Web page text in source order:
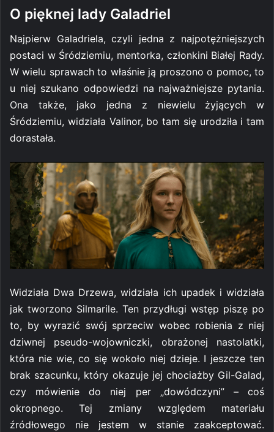
O pięknej lady Galadriel
Najpierw Galadriela, czyli jedna z najpotężniejszych
postaci w Śródziemiu, mentorka, członkini Białej Rady.
W wielu sprawach to właśnie ją proszono o pomoc, to
u niej szukano odpowiedzi na najważniejsze pytania.
Ona także, jako jedna z niewielu żyjących w
Śródziemiu, widziała Valinor, bo tam się urodziła i tam
dorastała.
Widziała Dwa Drzewa, widziała ich upadek i widziała
jak tworzono Silmarile. Ten przydługi wstęp piszę po
to, by wyrazić swój sprzeciw wobec robienia z niej
dziwnej pseudo-wojowniczki, obrażonej nastolatki,
która nie wie, co się wokoło niej dzieje. I jeszcze ten
brak szacunku, który okazuje jej chociażby Gil-Galad,
czy mówienie do niej per „dowódczyni” – coś
okropnego. Tej zmiany względem materiału
źródłowego nie jestem w stanie zaakceptować.